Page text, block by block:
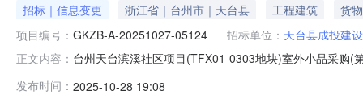
招标｜信息变更 浙江省｜台州市｜天台县 工程建筑
货物
项目编号： GKZB-A-20251027-05124 招标单位： 天台县成投建
正文内容： 台州天台滨溪社区项目(TFX01-0303地块)室外小品采购
文件。一、项目基本情况原公告项目编号：GKZB-A-
发布时间： 2025-10-28 19:08